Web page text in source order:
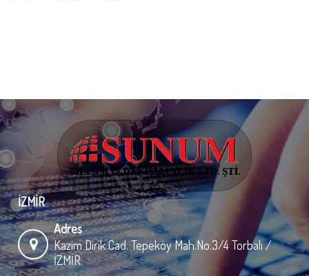
İZMİR
Adres
Kazim Dirik Cad. Tepeköy Mah.No:3/4 Torbalı /
İZMİR